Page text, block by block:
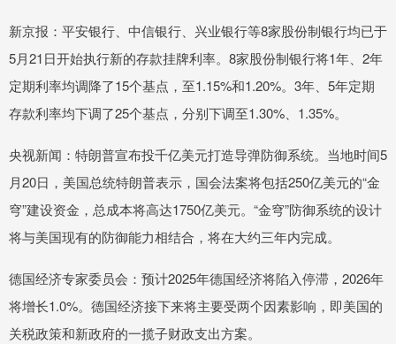
新京报：平安银行、中信银行、兴业银行等8家股份制银行均已于
5月21日开始执行新的存款挂牌利率。8家股份制银行将1年、2年
定期利率均调降了15个基点，至1.15%和1.20%。3年、5年定期
存款利率均下调了25个基点，分别下调至1.30%、1.35%。
央视新闻：特朗普宣布投千亿美元打造导弹防御系统。当地时间5
月20日，美国总统特朗普表示，国会法案将包括250亿美元的“金
穹”建设资金，总成本将高达1750亿美元。“金穹”防御系统的设计
将与美国现有的防御能力相结合，将在大约三年内完成。
德国经济专家委员会：预计2025年德国经济将陷入停滞，2026年
将增长1.0%。德国经济接下来将主要受两个因素影响，即美国的
关税政策和新政府的一揽子财政支出方案。